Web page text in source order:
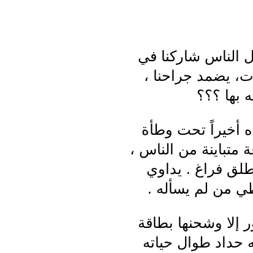
الناس شاركنا في
يضمد جراحنا ،
بها ؟؟؟
أخيراً تحت وطأة
متباينة من الناس ،
فراغ . يداوي
من لم يسأله .
وشحنها بطاقة
طوال حياته